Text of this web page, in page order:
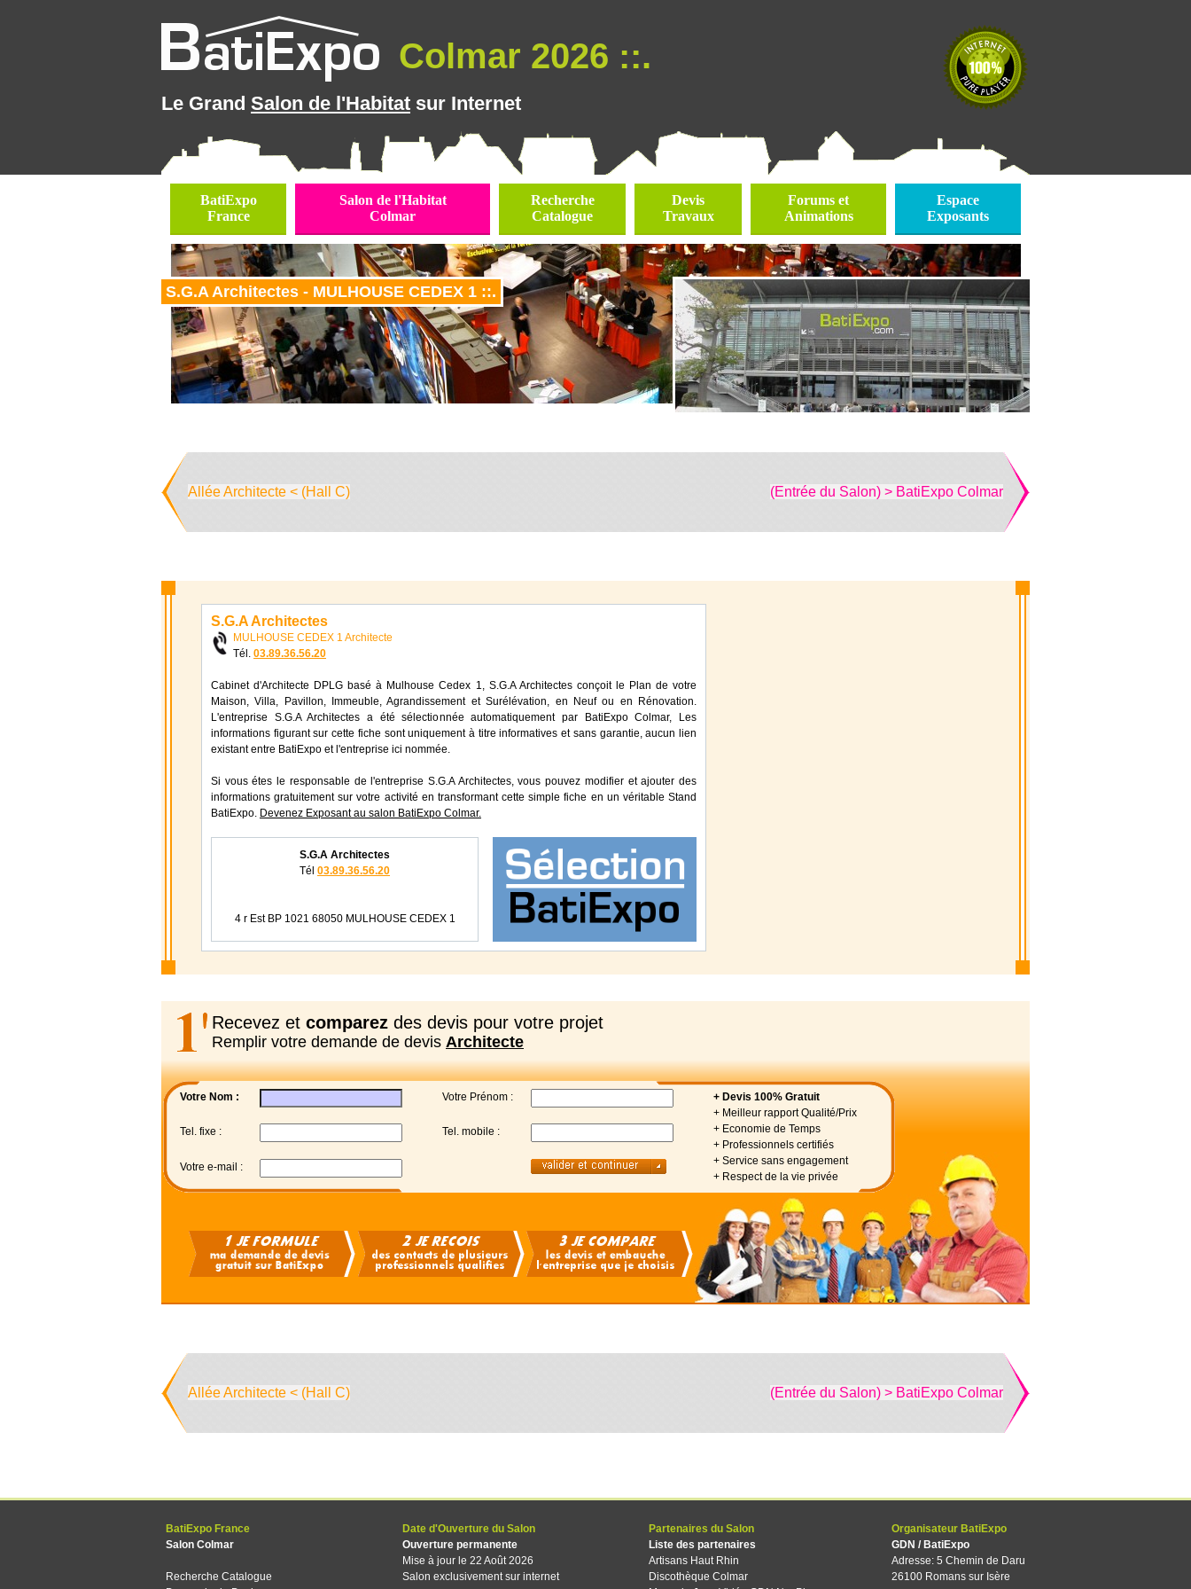
Colmar 2026 ::.
Le Grand Salon de l'Habitat sur Internet
BatiExpo
France
Salon de l'Habitat
Colmar
Recherche
Catalogue
Devis
Travaux
Forums et
Animations
Espace
Exposants
S.G.A Architectes - MULHOUSE CEDEX 1 ::.
Allée Architecte < (Hall C) (Entrée du Salon) > BatiExpo Colmar
S.G.A Architectes
MULHOUSE CEDEX 1 Architecte
Tél. 03.89.36.56.20
Cabinet d'Architecte DPLG basé à Mulhouse Cedex 1, S.G.A Architectes conçoit le Plan de votre
Maison, Villa, Pavillon, Immeuble, Agrandissement et Surélévation, en Neuf ou en Rénovation.
L'entreprise S.G.A Architectes a été sélectionnée automatiquement par BatiExpo Colmar, Les
informations figurant sur cette fiche sont uniquement à titre informatives et sans garantie, aucun lien
existant entre BatiExpo et l'entreprise ici nommée.
Si vous étes le responsable de l'entreprise S.G.A Architectes, vous pouvez modifier et ajouter des
informations gratuitement sur votre activité en transformant cette simple fiche en un véritable Stand
BatiExpo. Devenez Exposant au salon BatiExpo Colmar.
S.G.A Architectes
Tél 03.89.36.56.20
4 r Est BP 1021 68050 MULHOUSE CEDEX 1
Recevez et comparez des devis pour votre projet
Remplir votre demande de devis Architecte
Votre Nom : Votre Prénom :
+ Devis 100% Gratuit
+ Meilleur rapport Qualité/Prix
+ Economie de Temps
+ Professionnels certifiés
+ Service sans engagement
+ Respect de la vie privée
Tel. fixe : Tel. mobile :
Votre e-mail :
Allée Architecte < (Hall C) (Entrée du Salon) > BatiExpo Colmar
BatiExpo France
Salon Colmar
Recherche Catalogue
Date d'Ouverture du Salon
Ouverture permanente
Mise à jour le 22 Août 2026
Salon exclusivement sur internet
Partenaires du Salon
Liste des partenaires
Artisans Haut Rhin
Discothèque Colmar
Organisateur BatiExpo
GDN / BatiExpo
Adresse: 5 Chemin de Daru
26100 Romans sur Isère